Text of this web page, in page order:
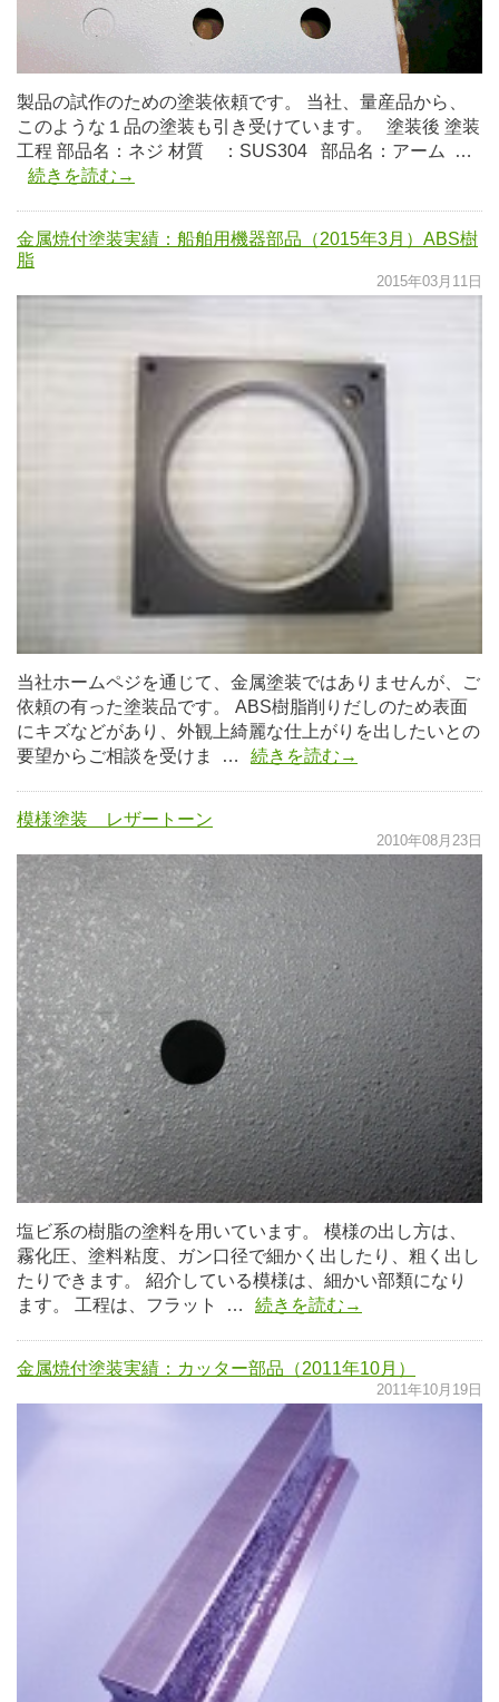
製品の試作のための塗装依頼です。 当社、量産品から、
このような１品の塗装も引き受けています。 塗装後 塗装
工程 部品名：ネジ 材質 ：SUS304 部品名：アーム …
続きを読む→
金属焼付塗装実績：船舶用機器部品（2015年3月）ABS樹
脂
2015年03月11日
当社ホームペジを通じて、金属塗装ではありませんが、ご
依頼の有った塗装品です。 ABS樹脂削りだしのため表面
にキズなどがあり、外観上綺麗な仕上がりを出したいとの
要望からご相談を受けま …
続きを読む→
模様塗装 レザートーン
2010年08月23日
塩ビ系の樹脂の塗料を用いています。 模様の出し方は、
霧化圧、塗料粘度、ガン口径で細かく出したり、粗く出し
たりできます。 紹介している模様は、細かい部類になり
ます。 工程は、フラット …
続きを読む→
金属焼付塗装実績：カッター部品（2011年10月）
2011年10月19日